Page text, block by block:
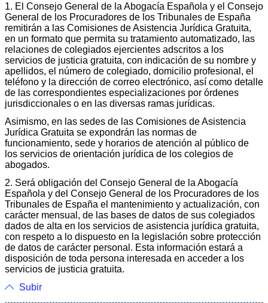
1. El Consejo General de la Abogacía Española y el Consejo
General de los Procuradores de los Tribunales de España
remitirán a las Comisiones de Asistencia Jurídica Gratuita,
en un formato que permita su tratamiento automatizado, las
relaciones de colegiados ejercientes adscritos a los
servicios de justicia gratuita, con indicación de su nombre y
apellidos, el número de colegiado, domicilio profesional, el
teléfono y la dirección de correo electrónico, así como detalle
de las correspondientes especializaciones por órdenes
jurisdiccionales o en las diversas ramas jurídicas.
Asimismo, en las sedes de las Comisiones de Asistencia
Jurídica Gratuita se expondrán las normas de
funcionamiento, sede y horarios de atención al público de
los servicios de orientación jurídica de los colegios de
abogados.
2. Será obligación del Consejo General de la Abogacía
Española y del Consejo General de los Procuradores de los
Tribunales de España el mantenimiento y actualización, con
carácter mensual, de las bases de datos de sus colegiados
dados de alta en los servicios de asistencia jurídica gratuita,
con respeto a lo dispuesto en la legislación sobre protección
de datos de carácter personal. Esta información estará a
disposición de toda persona interesada en acceder a los
servicios de justicia gratuita.
Subir